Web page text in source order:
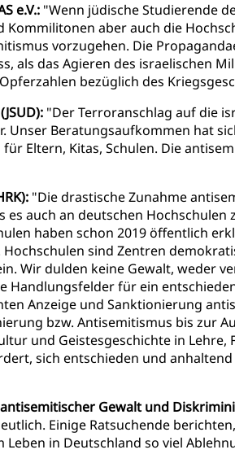
e.V.: "Wenn jüdische Studierende
aber auch die
vorzugehen. Die
das Agieren des israelischen
bezüglich des
"Der Terroranschlag auf die
Unser Beratungsaufkommen hat
Eltern, Kitas, Schulen. Die
"Die drastische Zunahme
auch an deutschen
haben schon 2019 öffentlich
sind Zentren
Wir dulden keine Gewalt, weder
für ein
Anzeige und Sanktionierung
bzw. Antisemitismus bis zur
und Geistesgeschichte in Lehre,
sich entschieden und
Gewalt und
Einige Ratsuchende
in Deutschland so viel